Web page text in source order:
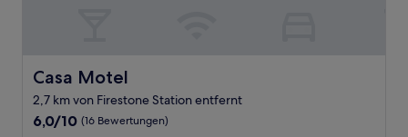
Casa Motel
Casa Motel
2,7 km von Firestone Station entfernt
6.0
6,0/10 (16 Bewertungen)